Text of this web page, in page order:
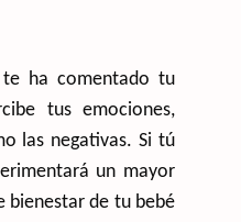
ha comentado tu
tus emociones,
las negativas. Si tú
un mayor
bienestar de tu bebé